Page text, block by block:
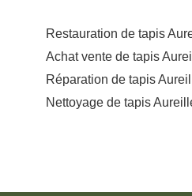
Restauration de tapis
Achat vente de tapis
Réparation de tapis
Nettoyage de tapis